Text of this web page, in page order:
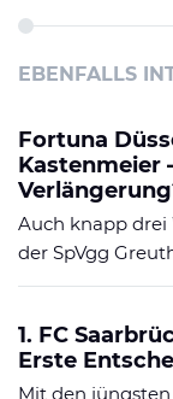
EBENFALLS
Fortuna
Kastenmeier
Auch knapp drei
der SpVgg
1. FC
Erste
Mit den jüngsten